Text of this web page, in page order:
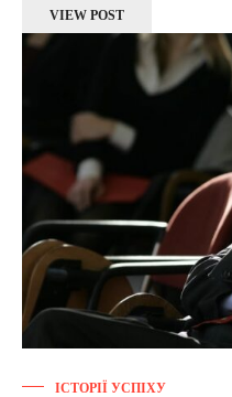
VIEW POST
ІСТОРІЇ УСПІХУ